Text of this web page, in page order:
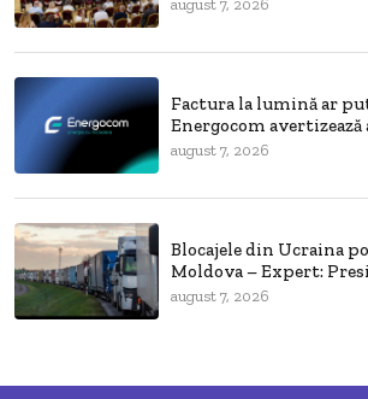
august 7, 2026
Factura la lumină ar
Energocom avertizează
august 7, 2026
Blocajele din Ucraina
Moldova – Expert:
august 7, 2026